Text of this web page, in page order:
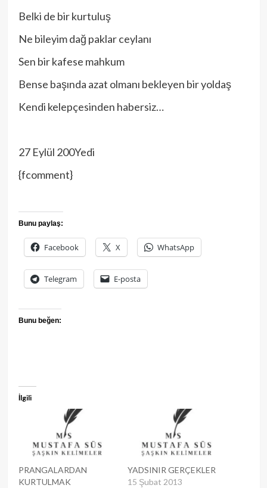
Belki de bir kurtuluş
Ne bileyim dağ paklar ceylanı
Sen bir kafese mahkum
Bense başında azat olmanı bekleyen bir yoldaş
Kendi kelepçesinden habersiz…
27 Eylül 200Yedi
{fcomment}
Bunu paylaş:
Facebook X WhatsApp
Telegram E-posta
Bunu beğen:
İlgili
PRANGALARDAN
KURTULMAK
YADSINIR GERÇEKLER
15 Şubat 2013